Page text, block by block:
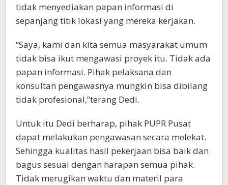
tidak menyediakan papan informasi di
sepanjang titik lokasi yang mereka kerjakan.
“Saya, kami dan kita semua masyarakat umum
tidak bisa ikut mengawasi proyek itu. Tidak ada
papan informasi. Pihak pelaksana dan
konsultan pengawasnya mungkin bisa dibilang
tidak profesional,”terang Dedi.
Untuk itu Dedi berharap, pihak PUPR Pusat
dapat melakukan pengawasan secara melekat.
Sehingga kualitas hasil pekerjaan bisa baik dan
bagus sesuai dengan harapan semua pihak.
Tidak merugikan waktu dan materil para